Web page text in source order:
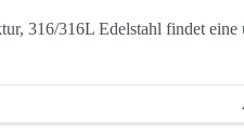
316/316L Edelstahl findet